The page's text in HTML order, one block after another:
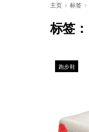
主页 标签
标签：
跑步鞋